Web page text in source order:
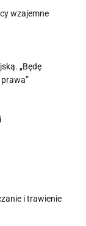
wzajemne
„Będę
i trawienie